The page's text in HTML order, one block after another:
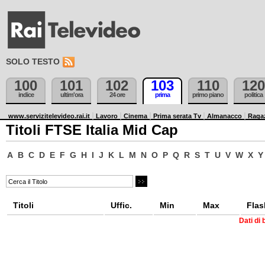
SOLO TESTO
100
indice
101
ultim'ora
102
24 ore
103
prima
110
primo piano
120
politica
www.servizitelevideo.rai.it Lavoro Cinema Prima serata Tv Almanacco
Titoli FTSE Italia Mid Cap
A B C D E F G H I J K L M N O P Q R S T U V W X Y
Titoli Uffic. Min Max
Dati di